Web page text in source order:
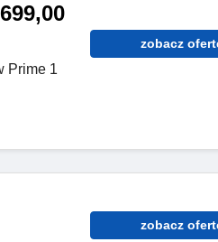
Prime 1
zobacz
zobacz